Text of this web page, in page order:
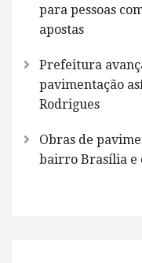
para pessoas
apostas
Prefeitura
pavimentação
Rodrigues
Obras de
bairro Brasília e